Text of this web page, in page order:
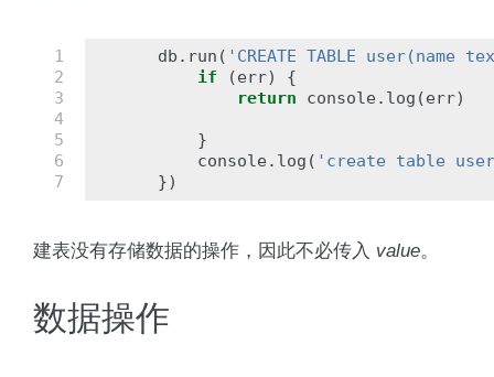
1
2
3
4
5
6
7
db . run ( 'CREATE TABLE user(name
if
(err)
{
return
console . log (err)
}
console . log ( 'create table
})
建表没有存储数据的操作，因此不必传入 value。
数据操作